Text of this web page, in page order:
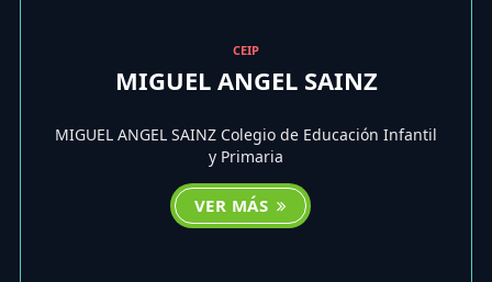
CEIP
MIGUEL ANGEL SAINZ
MIGUEL ANGEL SAINZ Colegio de Educación Infantil
y Primaria
VER MÁS